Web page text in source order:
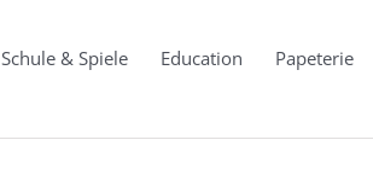
Schule & Spiele Education Papeterie